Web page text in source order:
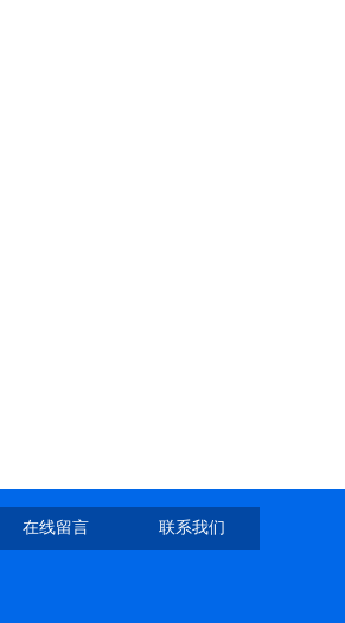
在线留言 联系我们